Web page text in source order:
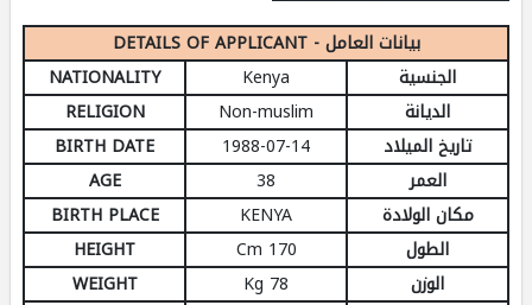
DETAILS OF APPLICANT - بيانات العامل
الجنسية
Kenya
NATIONALITY
الديانة
Non-muslim
RELIGION
تاريخ الميلاد
1988-07-14
BIRTH DATE
العمر
38
AGE
مكان الولادة
KENYA
BIRTH PLACE
الطول
170 Cm
HEIGHT
الوزن
78 Kg
WEIGHT